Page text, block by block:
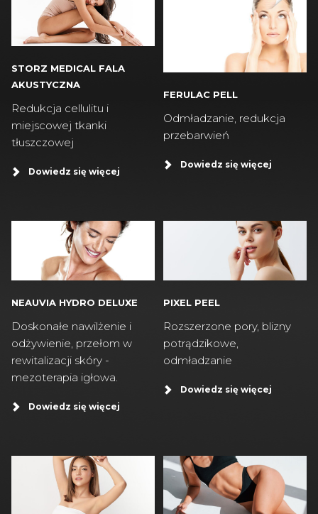
STORZ MEDICAL FALA
AKUSTYCZNA
Redukcja cellulitu i
miejscowej tkanki
tłuszczowej
Dowiedz się więcej
FERULAC PELL
Odmładzanie, redukcja
przebarwień
Dowiedz się więcej
NEAUVIA HYDRO DELUXE
Doskonałe nawilżenie i
odżywienie, przełom w
rewitalizacji skóry -
mezoterapia igłowa.
Dowiedz się więcej
PIXEL PEEL
Rozszerzone pory, blizny
potrądzikowe,
odmładzanie
Dowiedz się więcej